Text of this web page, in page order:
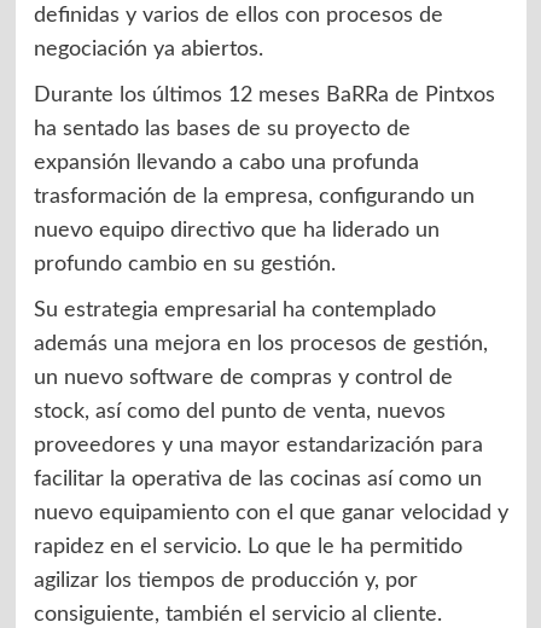
definidas y varios de ellos con procesos de
negociación ya abiertos.
Durante los últimos 12 meses BaRRa de Pintxos
ha sentado las bases de su proyecto de
expansión llevando a cabo una profunda
trasformación de la empresa, configurando un
nuevo equipo directivo que ha liderado un
profundo cambio en su gestión.
Su estrategia empresarial ha contemplado
además una mejora en los procesos de gestión,
un nuevo software de compras y control de
stock, así como del punto de venta, nuevos
proveedores y una mayor estandarización para
facilitar la operativa de las cocinas así como un
nuevo equipamiento con el que ganar velocidad y
rapidez en el servicio. Lo que le ha permitido
agilizar los tiempos de producción y, por
consiguiente, también el servicio al cliente.